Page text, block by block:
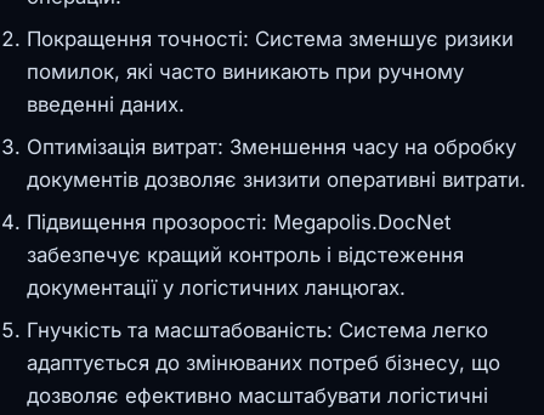
Покращення точності: Система зменшує ризики
помилок, які часто виникають при ручному
введенні даних.
Оптимізація витрат: Зменшення часу на обробку
документів дозволяє знизити оперативні витрати.
Підвищення прозорості: Megapolis.DocNet
забезпечує кращий контроль і відстеження
документації у логістичних ланцюгах.
Гнучкість та масштабованість: Система легко
адаптується до змінюваних потреб бізнесу, що
дозволяє ефективно масштабувати логістичні